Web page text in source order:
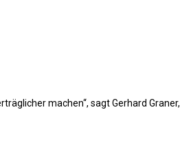
machen“, sagt Gerhard Graner,